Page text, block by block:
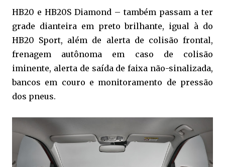
HB20 e HB20S Diamond – também passam a ter
grade dianteira em preto brilhante, igual à do
HB20 Sport, além de alerta de colisão frontal,
frenagem autônoma em caso de colisão
iminente, alerta de saída de faixa não-sinalizada,
bancos em couro e monitoramento de pressão
dos pneus.